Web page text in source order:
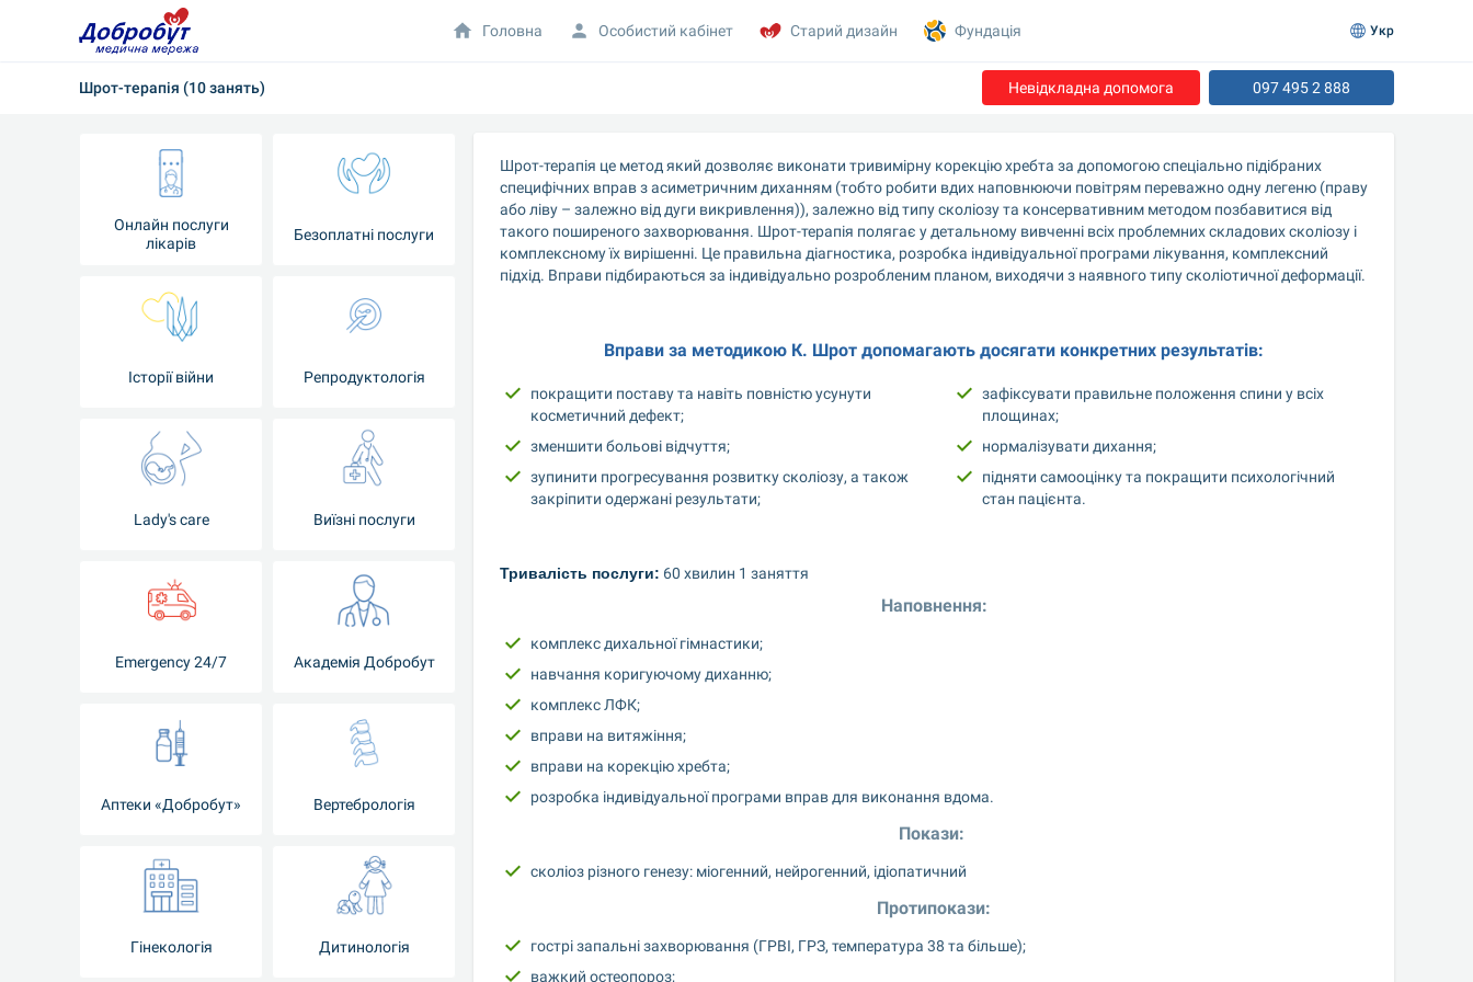
Шрот-терапія (10 занять) Невідкладна допомога 097 495 2 888
Онлайн послуги
лікарів
Безоплатні послуги
Історії війни Репродуктологія
Lady's care Виїзні послуги
Emergency 24/7 Академія Добробут
Аптеки «Добробут» Вертебрологія
Гінекологія Дитинологія
Шрот-терапія це метод який дозволяє виконати тривимірну корекцію хребта за допомогою спеціально підібраних
специфічних вправ з асиметричним диханням (тобто робити вдих наповнюючи повітрям переважно одну легеню (праву
або ліву – залежно від дуги викривлення)), залежно від типу сколіозу та консервативним методом позбавитися від
такого поширеного захворювання. Шрот-терапія полягає у детальному вивченні всіх проблемних складових сколіозу і
комплексному їх вирішенні. Це правильна діагностика, розробка індивідуальної програми лікування, комплексний
підхід. Вправи підбираються за індивідуально розробленим планом, виходячи з наявного типу сколіотичної деформації.
Вправи за методикою К. Шрот допомагають досягати конкретних результатів:
покращити поставу та навіть повністю усунути
косметичний дефект;
зменшити больові відчуття;
зупинити прогресування розвитку сколіозу, а також
закріпити одержані результати;
зафіксувати правильне положення спини у всіх
площинах;
нормалізувати дихання;
підняти самооцінку та покращити психологічний
стан пацієнта.
Тривалість послуги: 60 хвилин 1 заняття
Наповнення:
комплекс дихальної гімнастики;
навчання коригуючому диханню;
комплекс ЛФК;
вправи на витяжіння;
вправи на корекцію хребта;
розробка індивідуальної програми вправ для виконання вдома.
Покази:
сколіоз різного генезу: міогенний, нейрогенний, ідіопатичний
Протипокази:
гострі запальні захворювання (ГРВІ, ГРЗ, температура 38 та більше);
важкий остеопороз;
Головна Особистий кабінет Старий дизайн Фундація Укр